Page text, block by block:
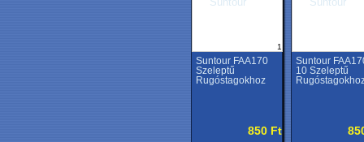
1
Suntour FAA170
Szeleptű
Rugóstagokhoz
850 Ft
Suntour
10 Szeleptű